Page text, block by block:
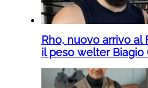
Rho, nuovo arrivo al
il peso welter Biagio